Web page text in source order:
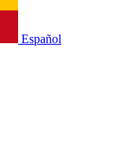
Español